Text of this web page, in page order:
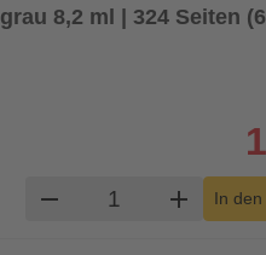
8,2 ml | 324 Seiten
remove Produktadd In den